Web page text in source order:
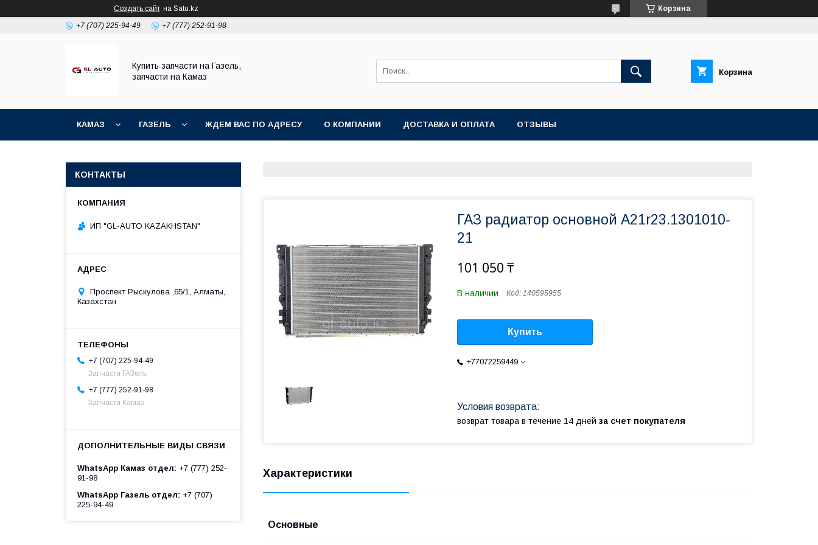
Создать сайт на Satu.kz Корзина
+7 (707) 225-94-49 +7 (777) 252-91-98
Купить запчасти на Газель,
запчасти на Камаз
Корзина
КАМАЗ ГАЗЕЛЬ ЖДЕМ ВАС ПО АДРЕСУ О КОМПАНИИ ДОСТАВКА И ОПЛАТА ОТЗЫВЫ
ГАЗ радиатор основной A21r23.1301010-
21
101 050 ₸
В наличии Код: 140595955
Купить
+77072259449
возврат товара в течение 14 дней за счет покупателя
Характеристики
Основные
КОНТАКТЫ
ИП "GL-AUTO KAZAKHSTAN"
Проспект Рыскулова ,65/1, Алматы,
Казахстан
+7 (707) 225-94-49
Запчасти ГАЗель
+7 (777) 252-91-98
Запчасти Камаз
WhatsApp Камаз отдел
+7 (777) 252-
91-98
WhatsApp Газель отдел
+7 (707)
225-94-49